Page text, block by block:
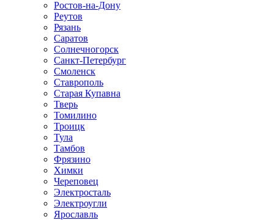
Ростов-на-Дону
Реутов
Рязань
Саратов
Солнечногорск
Санкт-Петербург
Смоленск
Ставрополь
Старая Купавна
Тверь
Томилино
Троицк
Тула
Тамбов
Фрязино
Химки
Череповец
Электросталь
Электроугли
Ярославль